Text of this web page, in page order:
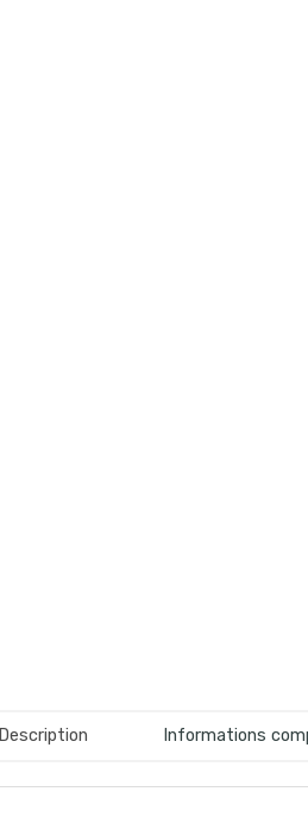
Description Informations